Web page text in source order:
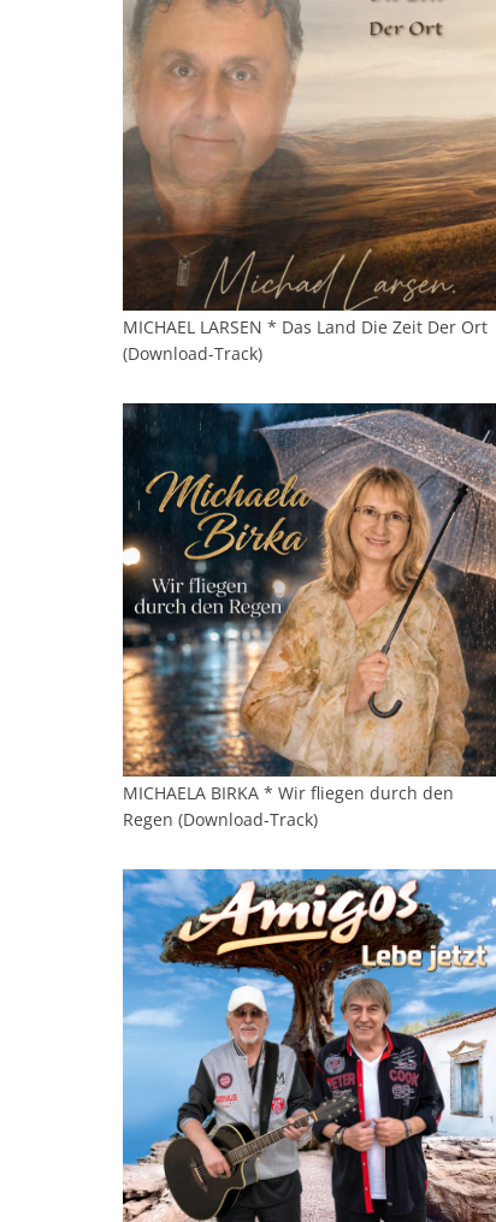
MICHAEL LARSEN * Das Land Die Zeit Der Ort
(Download-Track)
MICHAELA BIRKA * Wir fliegen durch den
Regen (Download-Track)